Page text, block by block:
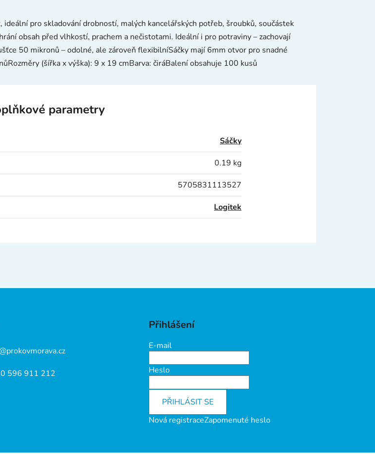
pro skladování drobností, malých kancelářských potřeb, šroubků, součástek
obsah před vlhkostí, prachem a nečistotami. Ideální i pro potraviny – zachovají
50 mikronů – odolné, ale zároveň flexibilníSáčky mají 6mm otvor pro snadné
(šířka x výška): 9 x 19 cmBarva: čiráBalení obsahuje 100 kusů
parametry
Sáčky
0.19 kg
5705831113527
Logitek
@prokovmorava.cz
596 911 212
Přihlášení
E-mail
Heslo
PŘIHLÁSIT SE
Nová registraceZapomenuté heslo